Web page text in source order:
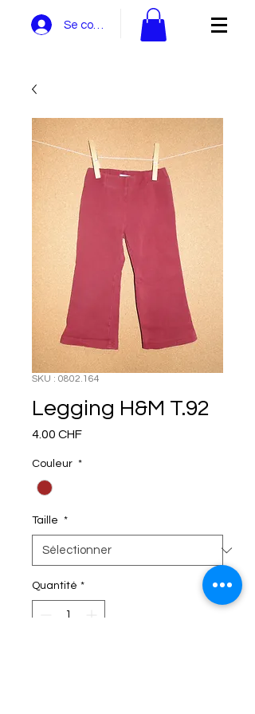
Se connecter
SKU : 0802.164
Legging H&M T.92
4.00 CHFPrix
Couleur *
Taille *
Quantité *